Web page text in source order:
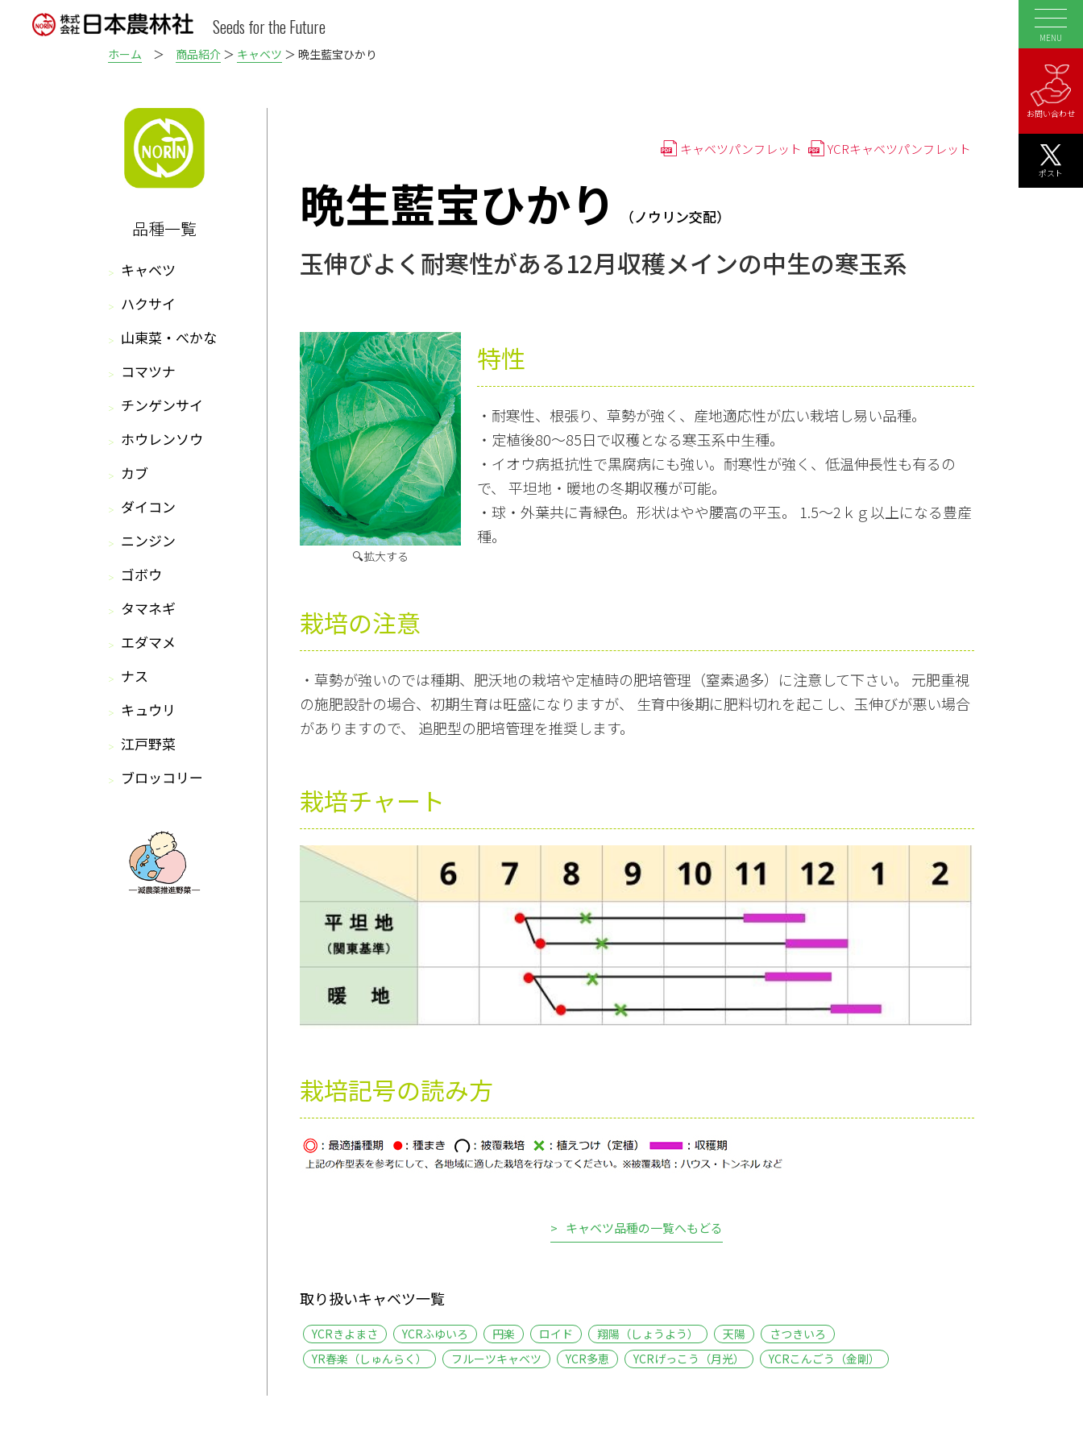
Seeds for the Future
お問い合わせ
ポスト
MENU
ホーム ＞ 商品紹介 ＞ キャベツ ＞ 晩生藍宝ひかり
品種一覧
キャベツ
ハクサイ
山東菜・べかな
コマツナ
チンゲンサイ
ホウレンソウ
カブ
ダイコン
ニンジン
ゴボウ
タマネギ
エダマメ
ナス
キュウリ
江戸野菜
ブロッコリー
キャベツパンフレット YCRキャベツパンフレット
晩生藍宝ひかり （ノウリン交配）
玉伸びよく耐寒性がある12月収穫メインの中生の寒玉系
🔍拡大する
特性
・耐寒性、根張り、草勢が強く、産地適応性が広い栽培し易い品種。
・定植後80～85日で収穫となる寒玉系中生種。
・イオウ病抵抗性で黒腐病にも強い。耐寒性が強く、低温伸長性も有るの
で、 平坦地・暖地の冬期収穫が可能。
・球・外葉共に青緑色。形状はやや腰高の平玉。 1.5～2ｋｇ以上になる豊産
種。
栽培の注意
・草勢が強いのでは種期、肥沃地の栽培や定植時の肥培管理（窒素過多）に注意して下さい。 元肥重視
の施肥設計の場合、初期生育は旺盛になりますが、 生育中後期に肥料切れを起こし、玉伸びが悪い場合
がありますので、 追肥型の肥培管理を推奨します。
栽培チャート
栽培記号の読み方
キャベツ品種の一覧へもどる
取り扱いキャベツ一覧
YCRきよまさ YCRふゆいろ 円楽 ロイド 翔陽（しょうよう） 天陽
さつきいろ
YR春楽（しゅんらく）
フルーツキャベツ YCR多恵 YCRげっこう（月光） YCRこんごう（金剛）